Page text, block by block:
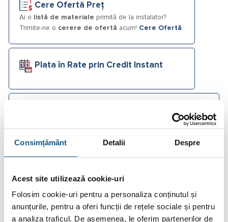
Consimțământ Detalii Despre
Acest site utilizează cookie-uri
Folosim cookie-uri pentru a personaliza conținutul și
anunțurile, pentru a oferi funcții de rețele sociale și pentru
a analiza traficul. De asemenea, le oferim partenerilor de
Cere Ofertă Preț
Ai o listă de materiale primită de la instalator?
Trimite-ne o cerere de ofertă acum! Cere Ofertă
Plata în Rate prin Credit Instant
conține accesorii neincluse în pachetele standard. De
asemenea, unele specificații pot fi modificate de către
producător fără preaviz sau pot conține erori de operare.